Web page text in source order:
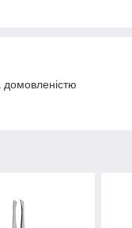
домовленістю